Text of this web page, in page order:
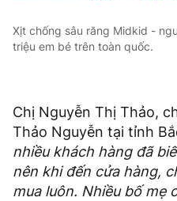
Xịt chống sâu răng Midkid -
triệu em bé trên toàn quốc.
Chị Nguyễn Thị Thảo,
Thảo Nguyễn tại tỉnh
nhiều khách hàng đã
nên khi đến cửa hàng,
mua luôn. Nhiều bố mẹ